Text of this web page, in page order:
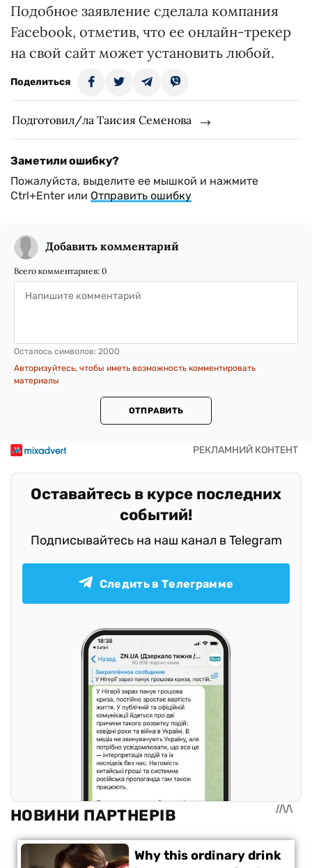
Подобное заявление сделала компания
Facebook, отметив, что ее онлайн-трекер
на свой сайт может установить любой.
Поделиться
Подготовил/ла Таисия Семенова
Заметили ошибку?
Пожалуйста, выделите ее мышкой и нажмите
Ctrl+Enter или Отправить ошибку
Добавить комментарий
Всего комментариев: 0
Осталось символов: 2000
Авторизуйтесь, чтобы иметь возможность комментировать
материалы
ОТПРАВИТЬ
Оставайтесь в курсе последних
событий!
Подписывайтесь на наш канал в Telegram
Следить в Телеграмме